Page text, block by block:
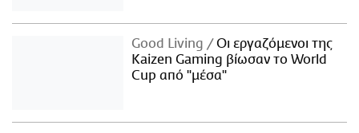
Good Living
Οι εργαζόμενοι της
Kaizen Gaming βίωσαν το World
Cup από "μέσα"